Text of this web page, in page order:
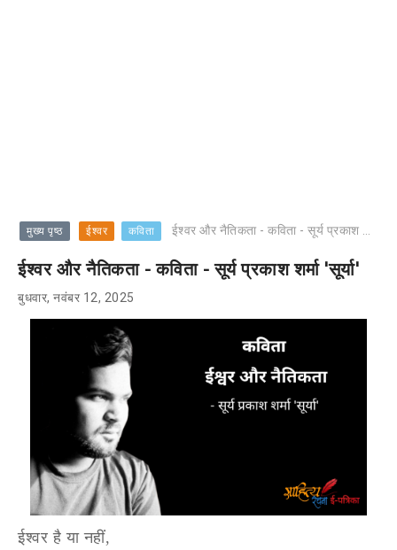
मुख्य पृष्ठ ईश्वर कविता ईश्वर और नैतिकता - कविता - सूर्य प्रकाश शर्मा 'सूर्या'
ईश्वर और नैतिकता - कविता - सूर्य प्रकाश शर्मा 'सूर्या'
बुधवार, नवंबर 12, 2025
ईश्वर है या नहीं,